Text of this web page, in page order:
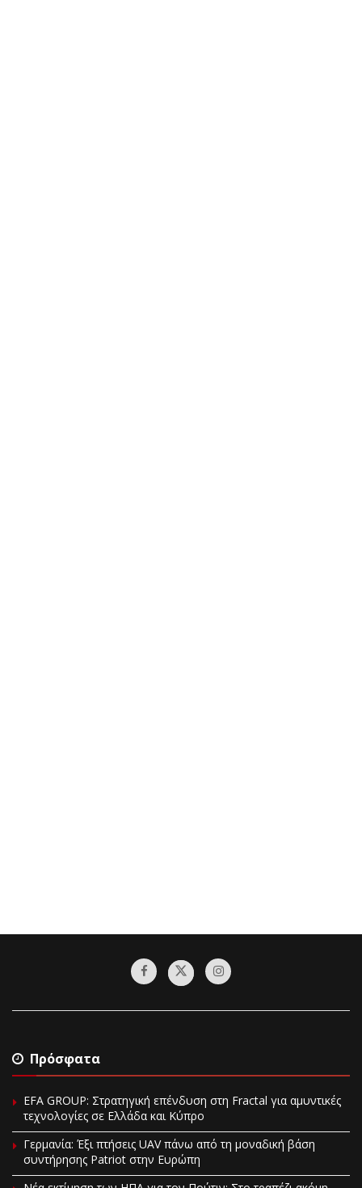
Πρόσφατα
EFA GROUP: Στρατηγική επένδυση στη Fractal για αμυντικές
τεχνολογίες σε Ελλάδα και Κύπρο
Γερμανία: Έξι πτήσεις UAV πάνω από τη μοναδική βάση
συντήρησης Patriot στην Ευρώπη